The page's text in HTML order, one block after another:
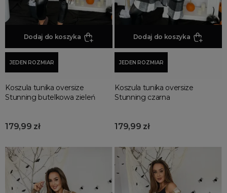
Dodaj do koszyka
JEDEN ROZMIAR
Koszula tunika oversize
Stunning butelkowa zieleń
179,99 zł
Dodaj do koszyka
JEDEN ROZMIAR
Koszula tunika oversize
Stunning czarna
179,99 zł